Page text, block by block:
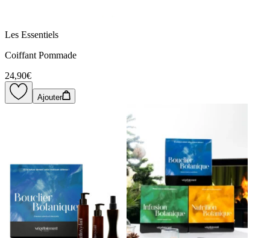
Les Essentiels
Coiffant Pommade
24,90€
Ajouter